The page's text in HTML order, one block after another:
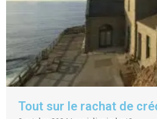
Tout sur le rachat de